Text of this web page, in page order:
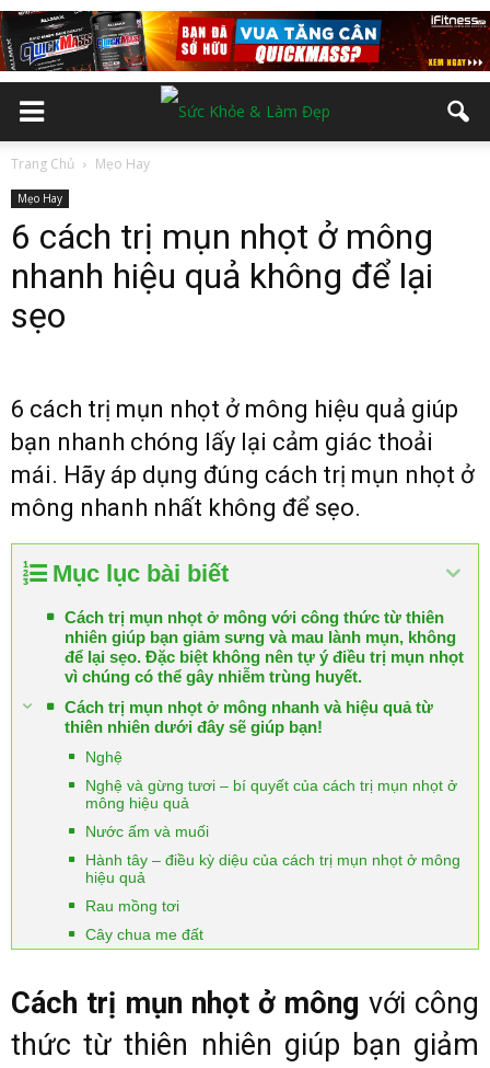
Trang Chủ Mẹo Hay
Mẹo Hay
6 cách trị mụn nhọt ở mông
nhanh hiệu quả không để lại
sẹo
6 cách trị mụn nhọt ở mông hiệu quả giúp
bạn nhanh chóng lấy lại cảm giác thoải
mái. Hãy áp dụng đúng cách trị mụn nhọt ở
mông nhanh nhất không để sẹo.
Mục lục bài biết
Cách trị mụn nhọt ở mông với công thức từ thiên
nhiên giúp bạn giảm sưng và mau lành mụn, không
để lại sẹo. Đặc biệt không nên tự ý điều trị mụn nhọt
vì chúng có thể gây nhiễm trùng huyết.
Cách trị mụn nhọt ở mông nhanh và hiệu quả từ
thiên nhiên dưới đây sẽ giúp bạn!
Nghệ
Nghệ và gừng tươi – bí quyết của cách trị mụn nhọt ở
mông hiệu quả
Nước ấm và muối
Hành tây – điều kỳ diệu của cách trị mụn nhọt ở mông
hiệu quả
Rau mồng tơi
Cây chua me đất
Cách trị mụn nhọt ở mông với công
thức từ thiên nhiên giúp bạn giảm